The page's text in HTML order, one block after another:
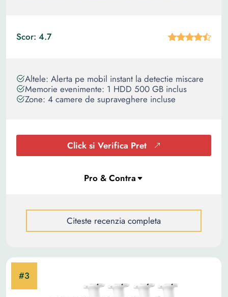
Scor: 4.7
Altele: Alerta pe mobil instant la detectie miscare
Memorie evenimente: 1 HDD 500 GB inclus
Zone: 4 camere de supraveghere incluse
Click si Verifica Pret
Citeste recenzia completa